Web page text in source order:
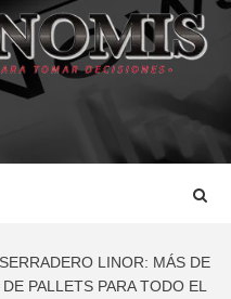
LINOR: MÁS DE
PALLETS PARA TODO EL